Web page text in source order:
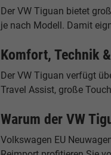
Der VW Tiguan bietet
je nach Modell. Damit
Komfort, Technik
Der VW Tiguan verfügt
Travel Assist, große
Warum der VW
Volkswagen EU